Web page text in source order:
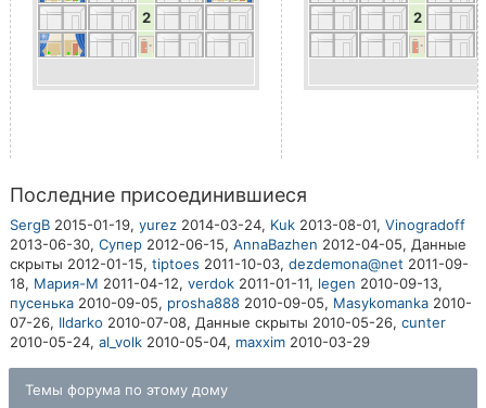
2
2
Последние присоединившиеся
SergB 2015-01-19, yurez 2014-03-24, Kuk 2013-08-01, Vinogradoff
2013-06-30, Супер 2012-06-15, AnnaBazhen 2012-04-05, Данные
скрыты 2012-01-15, tiptoes 2011-10-03, dezdemona@net 2011-09-
18, Мария-М 2011-04-12, verdok 2011-01-11, legen 2010-09-13,
пусенька 2010-09-05, prosha888 2010-09-05, Masykomanka 2010-
07-26, Ildarko 2010-07-08, Данные скрыты 2010-05-26, cunter
2010-05-24, al_volk 2010-05-04, maxxim 2010-03-29
Темы форума по этому дому